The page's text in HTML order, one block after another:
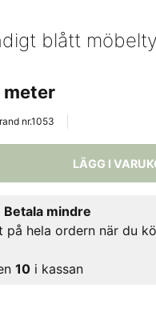
blått
meter
nr.1053
LÄGG I
Betala mindre
på hela ordern när du
10 i kassan